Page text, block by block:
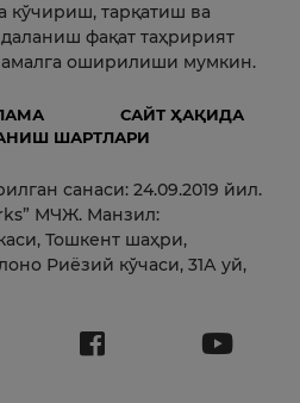
кўчириш, тарқатиш ва
фақат таҳририят
оширилиши мумкин.
САЙТ ҲАҚИДА
ШАРТЛАРИ
санаси: 24.09.2019 йил.
МЧЖ. Манзил:
Тошкент шаҳри,
Риёзий кўчаси, 31А уй,